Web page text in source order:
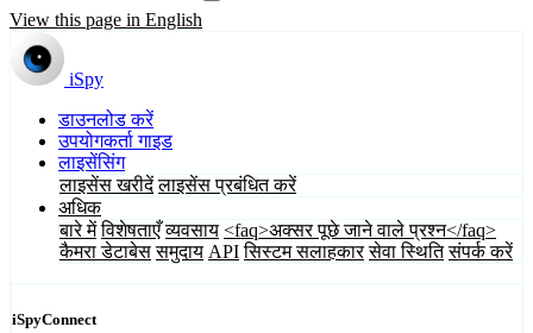
View this page in English
iSpy
डाउनलोड करें
उपयोगकर्ता गाइड
लाइसेंसिंग
लाइसेंस खरीदें लाइसेंस प्रबंधित करें
अधिक
बारे में विशेषताएँ व्यवसाय <faq>अक्सर पूछे जाने वाले प्रश्न</faq>
कैमरा डेटाबेस समुदाय API सिस्टम सलाहकार सेवा स्थिति संपर्क करें
iSpyConnect